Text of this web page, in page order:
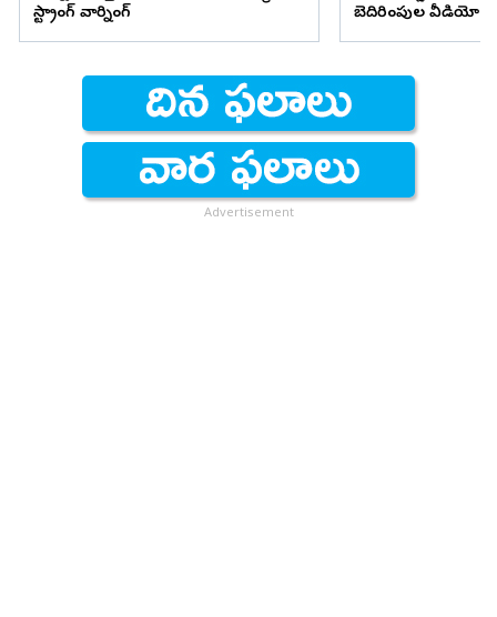
స్ట్రాంగ్ వార్నింగ్
బెదిరింపుల వీడియో
Advertisement